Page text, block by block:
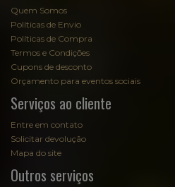
Quem Somos
Políticas de Envio
Políticas de Compra
Termos e Condições
Cupons de desconto
Orçamento para eventos sociais
Serviços ao cliente
Entre em contato
Solicitar devolução
Mapa do site
Outros serviços